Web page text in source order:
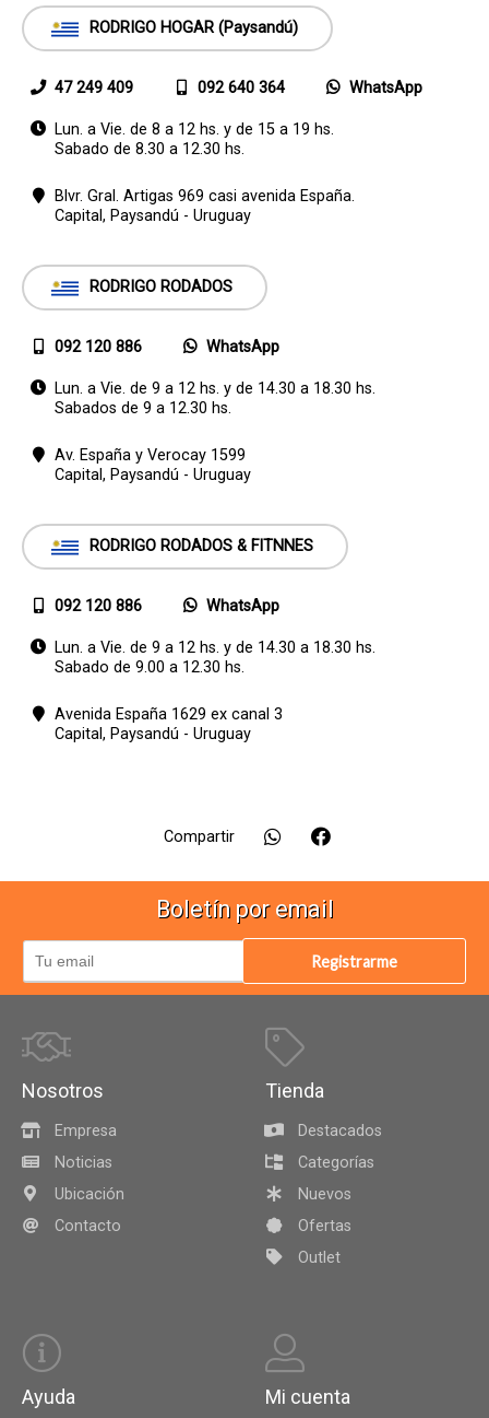
RODRIGO HOGAR (Paysandú)
47 249 409 092 640 364 WhatsApp
Lun. a Vie. de 8 a 12 hs. y de 15 a 19 hs.
Sabado de 8.30 a 12.30 hs.
Blvr. Gral. Artigas 969 casi avenida España.
Capital, Paysandú - Uruguay
RODRIGO RODADOS
092 120 886 WhatsApp
Lun. a Vie. de 9 a 12 hs. y de 14.30 a 18.30 hs.
Sabados de 9 a 12.30 hs.
Av. España y Verocay 1599
Capital, Paysandú - Uruguay
RODRIGO RODADOS & FITNNES
092 120 886 WhatsApp
Lun. a Vie. de 9 a 12 hs. y de 14.30 a 18.30 hs.
Sabado de 9.00 a 12.30 hs.
Avenida España 1629 ex canal 3
Capital, Paysandú - Uruguay
Compartir
Boletín por email
Registrarme
Nosotros
Empresa
Noticias
Ubicación
Contacto
Tienda
Destacados
Categorías
Nuevos
Ofertas
Outlet
Ayuda Mi cuenta